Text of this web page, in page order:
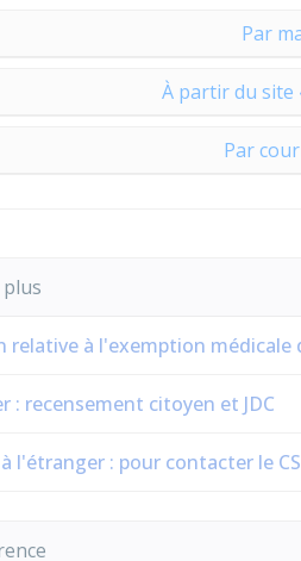
Par
À partir du site
Par
relative à l'exemption médicale
: recensement citoyen et JDC
l'étranger : pour contacter le